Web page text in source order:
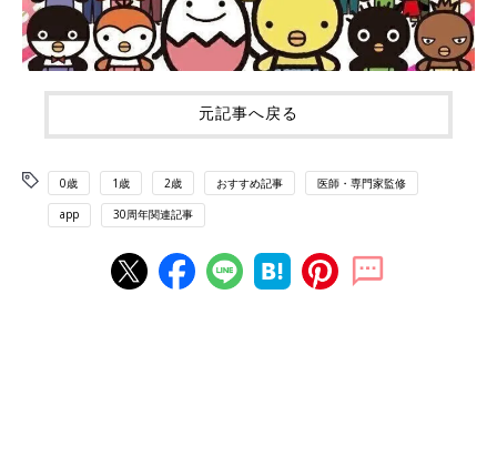
元記事へ戻る
0歳 1歳 2歳 おすすめ記事 医師・専門家監修
app 30周年関連記事